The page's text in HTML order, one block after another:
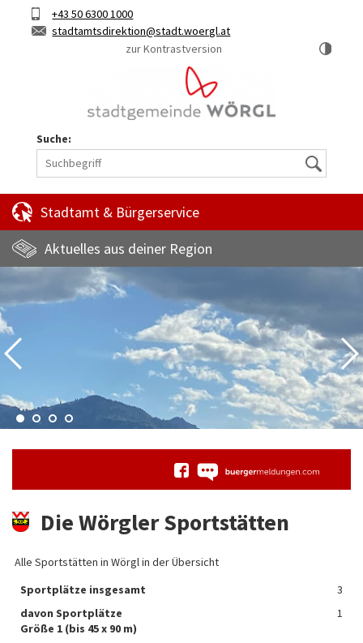
Hauptinhalt
KurztasteTelefon+43 50 6300 1000
E-
stadtamtsdirektion
stadt.woergl.at
zur Kontrastversion
Suche:
Suche
Stadtamt & Bürgerservice
Aktuelles aus deiner Region
Die Wörgler Sportstätten
Alle Sportstätten in Wörgl in der Übersicht
Sportplätze insgesamt
3
davon Sportplätze
Größe 1 (bis 45 x 90 m)
1